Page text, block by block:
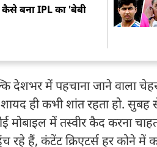
कैसे बना IPL का 'बेबी
देशभर में पहचाना जाने वाला
ही कभी शांत रहता हो. सुबह
में तस्वीर कैद करना
रहे हैं, कंटेंट क्रिएटर्स हर कोने में